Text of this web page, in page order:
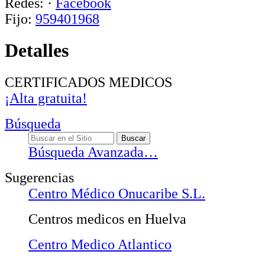
Fijo: 959401968
Detalles
CERTIFICADOS MEDICOS
¡Alta gratuita!
Búsqueda
Búsqueda Avanzada…
Sugerencias
Centro Médico Onucaribe S.L.
Centros medicos en Huelva
Centro Medico Atlantico